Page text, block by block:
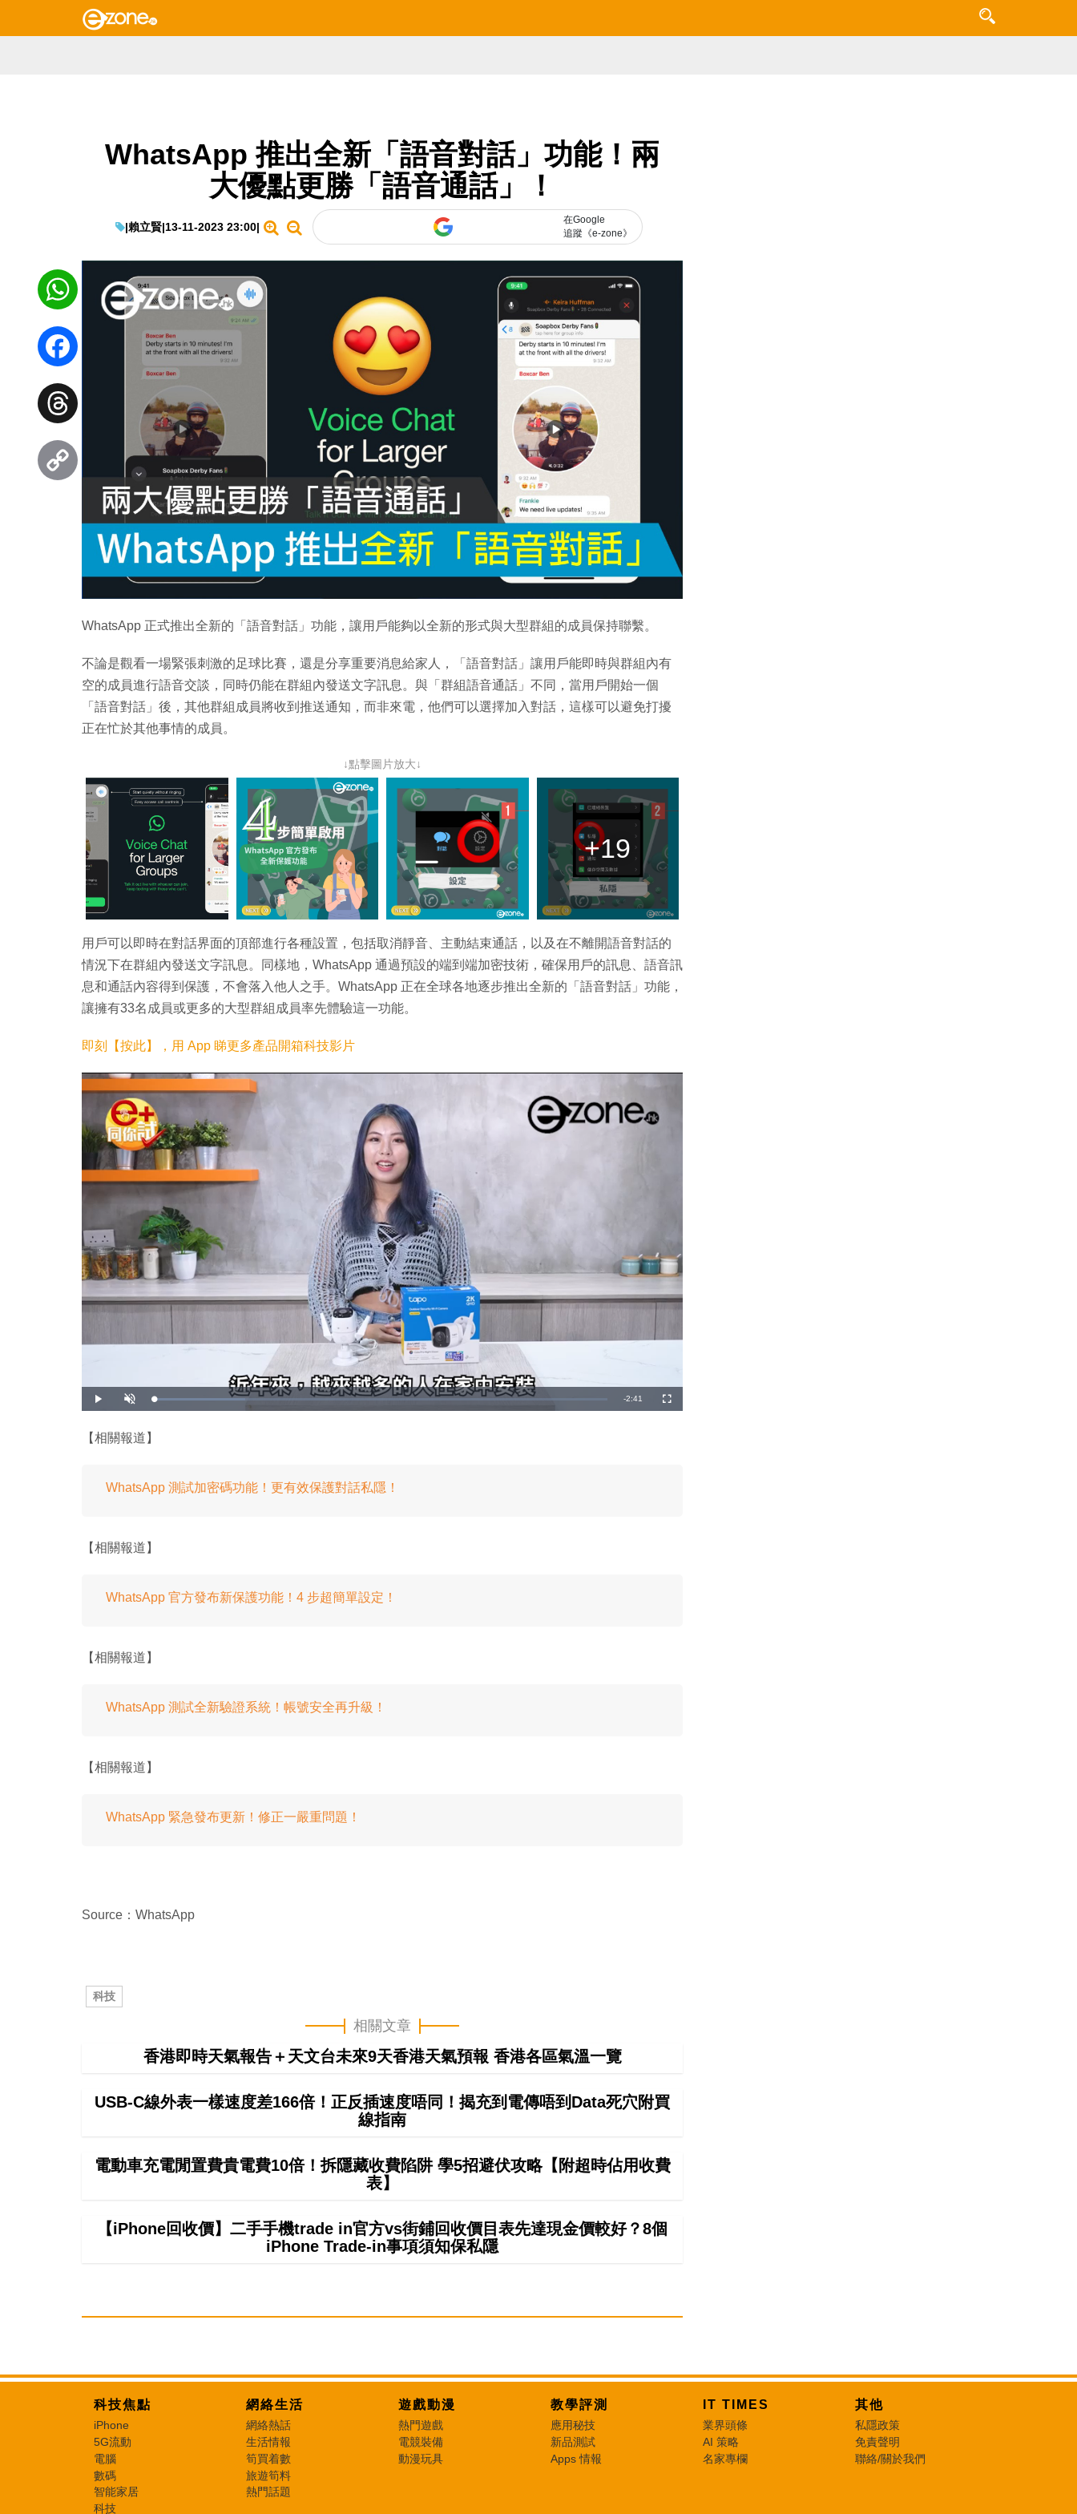
WhatsApp 推出全新「語音對話」功能！兩
大優點更勝「語音通話」！
|賴立賢|13-11-2023 23:00|
在Google
追蹤《e-zone》
WhatsApp 正式推出全新的「語音對話」功能，讓用戶能夠以全新的形式與大型群組的成員保持聯繫。
不論是觀看一場緊張刺激的足球比賽，還是分享重要消息給家人，「語音對話」讓用戶能即時與群組內有
空的成員進行語音交談，同時仍能在群組內發送文字訊息。與「群組語音通話」不同，當用戶開始一個
「語音對話」後，其他群組成員將收到推送通知，而非來電，他們可以選擇加入對話，這樣可以避免打擾
正在忙於其他事情的成員。
↓點擊圖片放大↓
+19
用戶可以即時在對話界面的頂部進行各種設置，包括取消靜音、主動結束通話，以及在不離開語音對話的
情況下在群組內發送文字訊息。同樣地，WhatsApp 通過預設的端到端加密技術，確保用戶的訊息、語音訊
息和通話內容得到保護，不會落入他人之手。WhatsApp 正在全球各地逐步推出全新的「語音對話」功能，
讓擁有33名成員或更多的大型群組成員率先體驗這一功能。
即刻【按此】，用 App 睇更多產品開箱科技影片
播
放
開
啟
載
入
%
剩
-2:41
全
螢
【相關報道】
WhatsApp 測試加密碼功能！更有效保護對話私隱！
【相關報道】
WhatsApp 官方發布新保護功能！4 步超簡單設定！
【相關報道】
WhatsApp 測試全新驗證系統！帳號安全再升級！
【相關報道】
WhatsApp 緊急發布更新！修正一嚴重問題！
Source：WhatsApp
科技
相關文章
香港即時天氣報告＋天文台未來9天香港天氣預報 香港各區氣溫一覽
USB-C線外表一樣速度差166倍！正反插速度唔同！揭充到電傳唔到Data死穴附買
線指南
電動車充電閒置費貴電費10倍！拆隱藏收費陷阱 學5招避伏攻略【附超時佔用收費
表】
【iPhone回收價】二手手機trade in官方vs街鋪回收價目表先達現金價較好？8個
iPhone Trade-in事項須知保私隱
WhatsApp
Facebook
Threads
科技焦點
iPhone
5G流動
電腦
數碼
智能家居
科技
網絡生活
網絡熱話
生活情報
筍買着數
旅遊筍料
熱門話題
遊戲動漫
熱門遊戲
電競裝備
動漫玩具
教學評測
應用秘技
新品測試
Apps 情報
IT TIMES
業界頭條
AI 策略
名家專欄
其他
私隱政策
免責聲明
聯絡/關於我們